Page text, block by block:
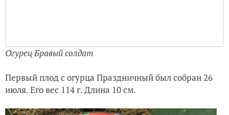
Огурец Бравый солдат
Первый плод с огурца Праздничный был собран 26
июля. Его вес 114 г. Длина 10 см.